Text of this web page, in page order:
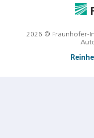
2026 © Fraunhofer-